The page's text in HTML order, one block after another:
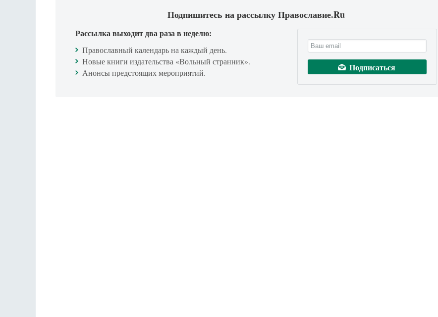
Подпишитесь на рассылку Православие.Ru
Рассылка выходит два раза в неделю:
Православный календарь на каждый день.
Новые книги издательства «Вольный странник».
Анонсы предстоящих мероприятий.